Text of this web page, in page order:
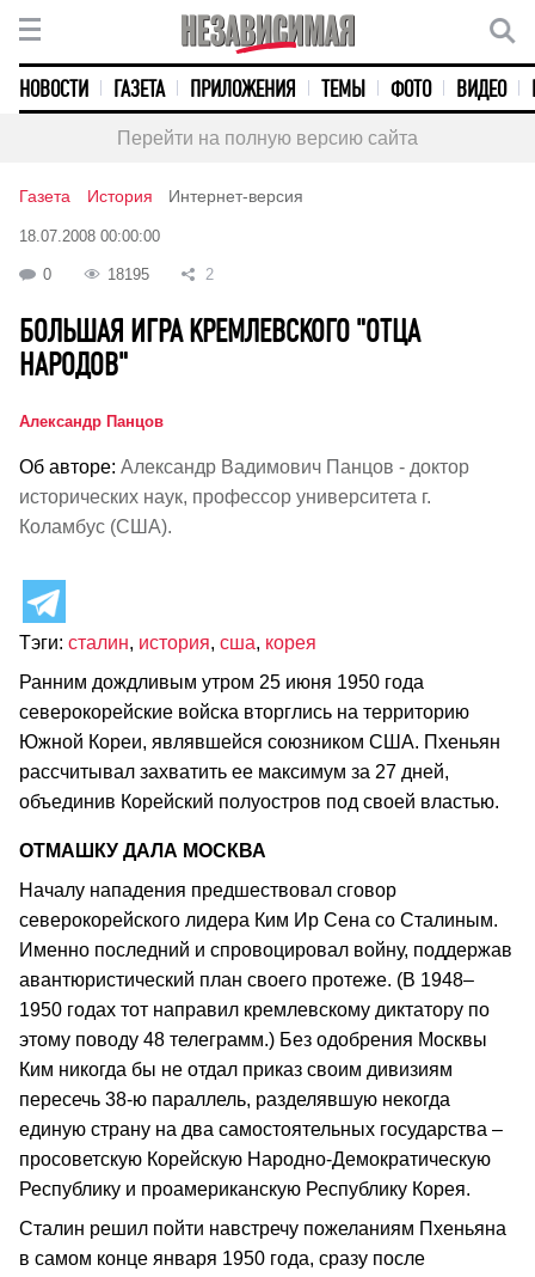
НОВОСТИ ГАЗЕТА ПРИЛОЖЕНИЯ ТЕМЫ ФОТО ВИДЕО
Перейти на полную версию сайта
Газета История Интернет-версия
18.07.2008 00:00:00
0 18195 2
БОЛЬШАЯ ИГРА КРЕМЛЕВСКОГО "ОТЦА
НАРОДОВ"
Александр Панцов
Об авторе: Александр Вадимович Панцов - доктор
исторических наук, профессор университета г.
Коламбус (США).
Тэги: сталин, история, сша, корея
Ранним дождливым утром 25 июня 1950 года
северокорейские войска вторглись на территорию
Южной Кореи, являвшейся союзником США. Пхеньян
рассчитывал захватить ее максимум за 27 дней,
объединив Корейский полуостров под своей властью.
ОТМАШКУ ДАЛА МОСКВА
Началу нападения предшествовал сговор
северокорейского лидера Ким Ир Сена со Сталиным.
Именно последний и спровоцировал войну, поддержав
авантюристический план своего протеже. (В 1948–
1950 годах тот направил кремлевскому диктатору по
этому поводу 48 телеграмм.) Без одобрения Москвы
Ким никогда бы не отдал приказ своим дивизиям
пересечь 38-ю параллель, разделявшую некогда
единую страну на два самостоятельных государства –
просоветскую Корейскую Народно-Демократическую
Республику и проамериканскую Республику Корея.
Сталин решил пойти навстречу пожеланиям Пхеньяна
в самом конце января 1950 года, сразу после